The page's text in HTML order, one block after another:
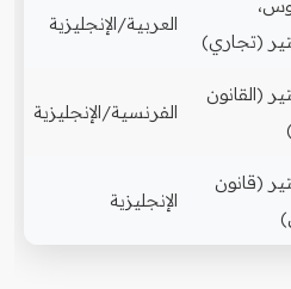
(تجاري)
العربية/الإنجليزية
(القانون
الفرنسية/الإنجليزية
(قانون
الإنجليزية